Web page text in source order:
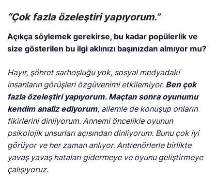
“Çok fazla özeleştiri yapıyorum.”
Açıkça söylemek gerekirse, bu kadar popülerlik ve
size gösterilen bu ilgi aklınızı başınızdan almıyor mu?
Hayır, şöhret sarhoşluğu yok, sosyal medyadaki
insanların görüşleri özgüvenimi etkilemiyor. Ben çok
fazla özeleştiri yapıyorum. Maçtan sonra oyunumu
kendim analiz ediyorum, ailemle de konuşup onların
fikirlerini dinliyorum. Annemi öncelikle oyunun
psikolojik unsurları açısından dinliyorum. Bunu çok iyi
görüyor ve her zaman anlıyor. Antrenörlerle birlikte
yavaş yavaş hataları gidermeye ve oyunu geliştirmeye
çalışıyoruz.